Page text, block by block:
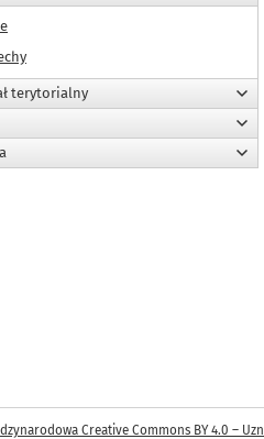
terytorialny
Creative Commons BY 4.0 –